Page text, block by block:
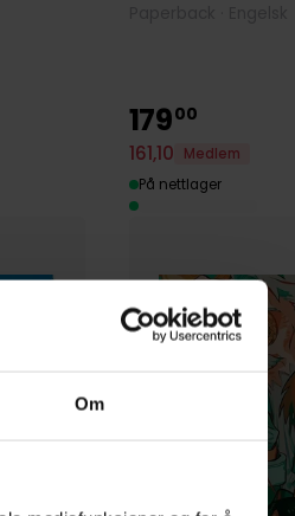
Om
17900
161,10
Medlem
På nettlager